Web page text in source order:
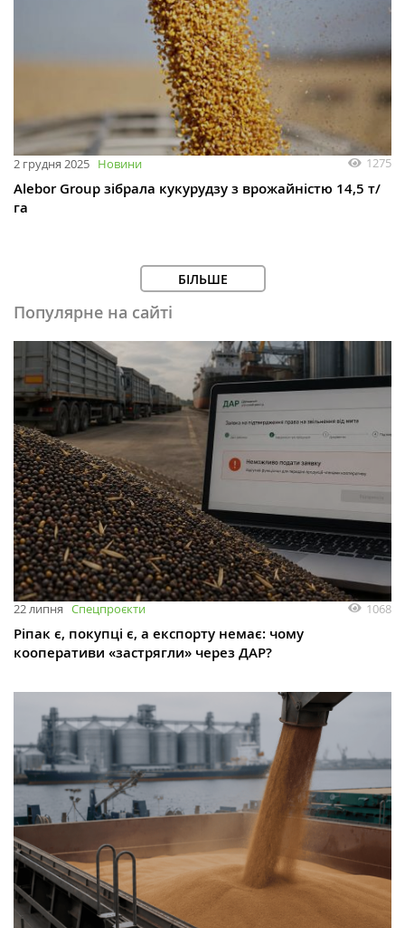
2 грудня 2025 Новини 1275
Alebor Group зібрала кукурудзу з врожайністю 14,5 т/
га
БІЛЬШЕ
Популярне на сайті
22 липня Спецпроєкти 1068
Ріпак є, покупці є, а експорту немає: чому
кооперативи «застрягли» через ДАР?